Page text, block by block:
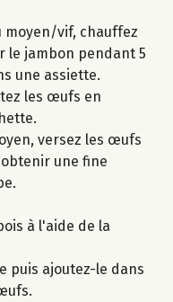
moyen/vif, chauffez
le jambon pendant 5
une assiette.
les œufs en
versez les œufs
une fine
à l'aide de la
puis ajoutez-le dans